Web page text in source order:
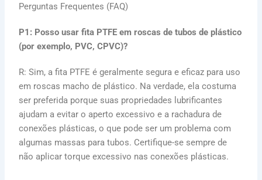
Perguntas Frequentes (FAQ)
P1: Posso usar fita PTFE em roscas de tubos de plástico
(por exemplo, PVC, CPVC)?
R: Sim, a fita PTFE é geralmente segura e eficaz para uso
em roscas macho de plástico. Na verdade, ela costuma
ser preferida porque suas propriedades lubrificantes
ajudam a evitar o aperto excessivo e a rachadura de
conexões plásticas, o que pode ser um problema com
algumas massas para tubos. Certifique-se sempre de
não aplicar torque excessivo nas conexões plásticas.